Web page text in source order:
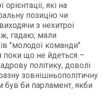
які на
позицію чи
з нехитрої
гадаю, мали
"молодої команди"
поки що не йдеться –
політику, доволі
зовнішньополітичну
би парламент, якби